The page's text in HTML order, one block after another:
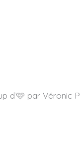
d’🩷 par Véronic